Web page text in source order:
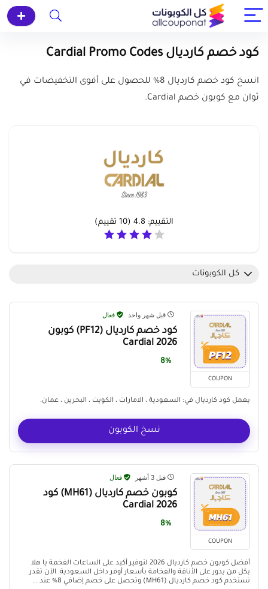
كود خصم كارديال Cardial Promo Codes
انسخ كود خصم كارديال 8% للحصول على أقوى التخفيضات في
ثوان مع كوبون خصم Cardial.
التقييم: 4.8
(
10 تقييم)
كل الكوبونات
COUPON
قبل شهر واحد فعال
كود خصم كارديال (PF12) كوبون
Cardial 2026
8%
يعمل كود كارديال في: السعودية ، الامارات ، الكويت ، البحرين ، عمان.
نسخ الكوبون
COUPON
قبل 3 أشهر فعال
كوبون خصم كارديال (MH61) كود
Cardial 2026
8%
أفضل كوبون خصم كارديال 2026 لتوفير أكيد على الساعات الفخمة يا هلا
بكل من يدور على الأناقة والفخامة بأسعار أوفر داخل السعودية. الآن تقدر
تستخدم كود خصم كارديال (MH61) وتحصل على خصم إضافي 8% عند ...